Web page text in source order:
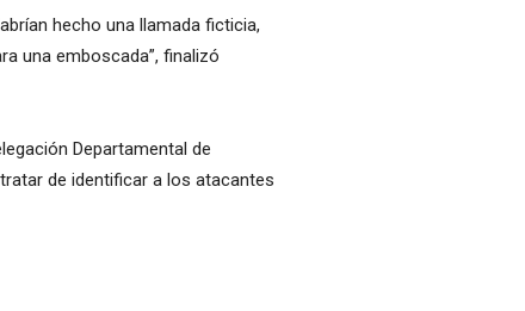
hecho una llamada ficticia,
una emboscada”, finalizó
Departamental de
de identificar a los atacantes